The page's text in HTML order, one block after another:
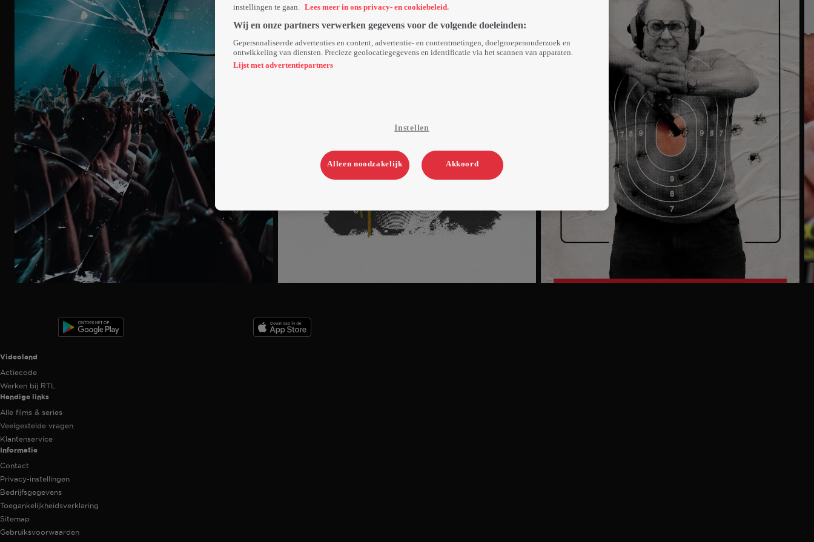
Videoland useful links.
Videoland
Actiecode
Werken bij RTL
Handige links
Alle films & series
Veelgestelde vragen
Klantenservice
Informatie
Contact
Privacy-instellingen
Bedrijfsgegevens
Toegankelijkheidsverklaring
Sitemap
Gebruiksvoorwaarden
instellingen te gaan. Lees meer in ons privacy- en cookiebeleid.
Wij en onze partners verwerken gegevens voor de volgende doeleinden:
Gepersonaliseerde advertenties en content, advertentie- en contentmetingen, doelgroepenonderzoek en
ontwikkeling van diensten. Precieze geolocatiegegevens en identificatie via het scannen van apparaten.
Lijst met advertentiepartners
Instellen
Alleen noodzakelijk Akkoord